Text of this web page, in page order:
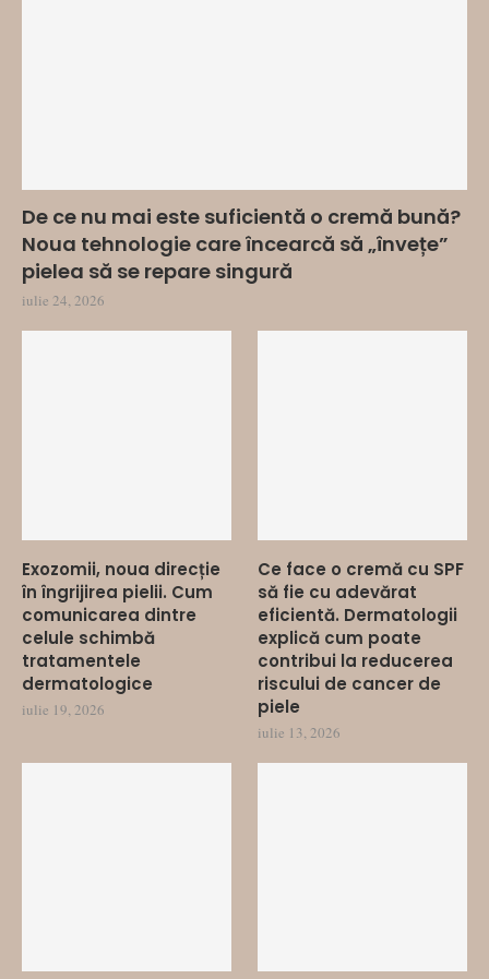
De ce nu mai este suficientă o cremă bună?
Noua tehnologie care încearcă să „învețe”
pielea să se repare singură
iulie 24, 2026
Exozomii, noua direcție
în îngrijirea pielii. Cum
comunicarea dintre
celule schimbă
tratamentele
dermatologice
iulie 19, 2026
Ce face o cremă cu SPF
să fie cu adevărat
eficientă. Dermatologii
explică cum poate
contribui la reducerea
riscului de cancer de
piele
iulie 13, 2026